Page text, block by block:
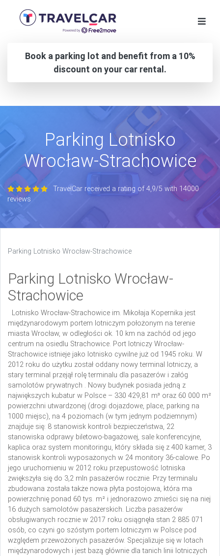
Book a parking lot and benefit from a 10%
discount on your car rental.
Parking Lotnisko
Wrocław-Strachowice
TravelCar received a rating of 4,9/5 with 14000
reviews
Parking Lotnisko Wrocław-Strachowice
Parking Lotnisko Wrocław-
Strachowice
Lotnisko Wrocław-Strachowice im. Mikołaja Kopernika jest
międzynarodowym portem lotniczym położonym na terenie
miasta Wrocław, w odległości ok. 10 km na zachód od jego
centrum na osiedlu Strachowice. Port lotniczy Wrocław-
Strachowice istnieje jako lotnisko cywilne już od 1945 roku. W
2012 roku do użytku został oddany nowy terminal lotniczy, a
stary terminal przejął rolę terminalu dla pasażerów i załóg
samolotów prywatnych . Nowy budynek posiada jedną z
największych kubatur w Polsce – 330 429,81 m³ oraz 60 000 m²
powierzchni utwardzonej (drogi dojazdowe, place, parking na
1000 miejsc), na 4 poziomach (w tym jednym podziemnym)
znajduje się: 8 stanowisk kontroli bezpieczeństwa, 22
stanowiska odprawy biletowo-bagażowej, sale konferencyjne,
kaplica oraz system monitoringu, który składa się z 400 kamer, 3
stanowisk kontroli wyposażonych w 24 monitory 36-calowe. Po
jego uruchomieniu w 2012 roku przepustowość lotniska
zwiększyła się do 3,2 mln pasażerów rocznie. Przy terminalu
zbudowana została także nowa płyta postojowa, która ma
powierzchnię ponad 60 tys. m² i jednorazowo zmieści się na niej
16 dużych samolotów pasażerskich. Liczba pasażerów
obsługiwanych rocznie w 2017 roku osiągnęła stan 2 885 071
osób, co czyni go szóstym portem lotniczym w Polsce pod
względem przewożonych pasażerów. Specjalizuje się w lotach
międzynarodowych i jest bazą głównie dla tanich linii lotniczych